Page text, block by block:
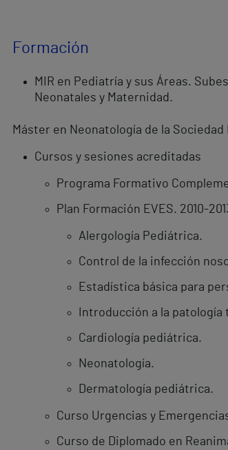
Formación
MIR en Pediatría y sus Áreas.
Neonatales y Maternidad.
Máster en Neonatología de la
Cursos y sesiones acreditadas
Programa Formativo
Plan Formación EVES. 2010-
Alergología Pediátrica.
Control de la infección
Estadística básica para
Introducción a la
Cardiología pediátrica.
Neonatología.
Dermatología pediátrica.
Curso Urgencias y
Curso de Diplomado en